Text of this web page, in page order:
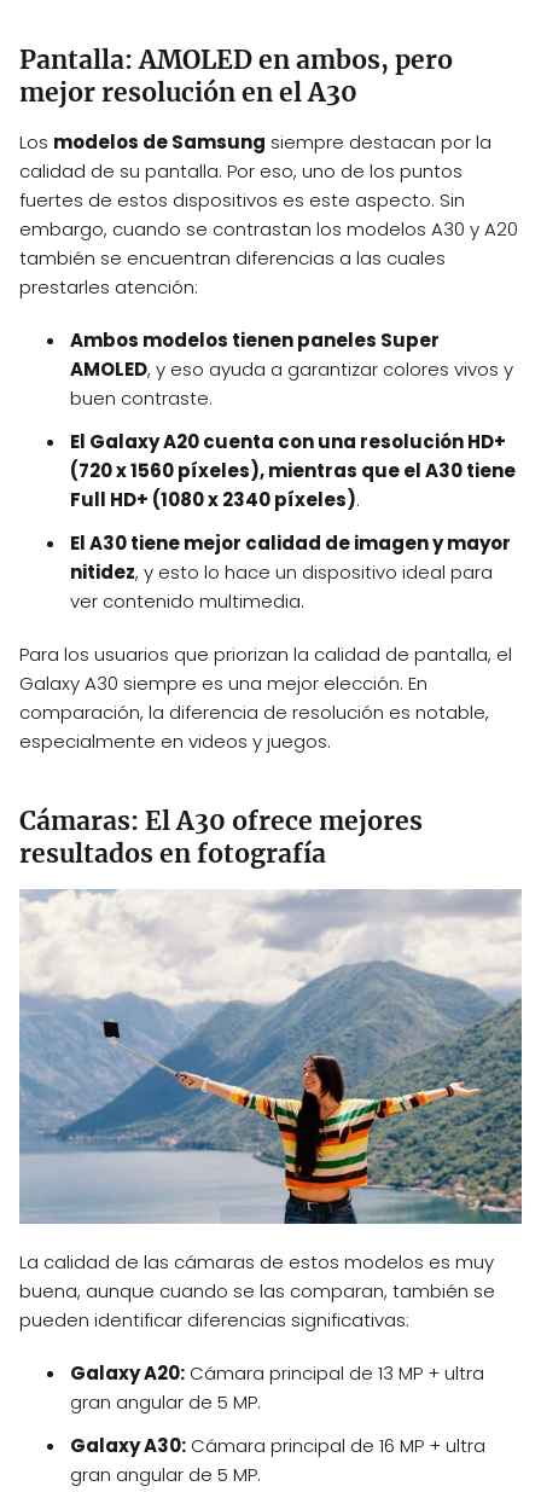
Pantalla: AMOLED en ambos, pero
mejor resolución en el A30
Los modelos de Samsung siempre destacan por la
calidad de su pantalla. Por eso, uno de los puntos
fuertes de estos dispositivos es este aspecto. Sin
embargo, cuando se contrastan los modelos A30 y A20
también se encuentran diferencias a las cuales
prestarles atención:
Ambos modelos tienen paneles Super
AMOLED, y eso ayuda a garantizar colores vivos y
buen contraste.
El Galaxy A20 cuenta con una resolución HD+
(720 x 1560 píxeles), mientras que el A30 tiene
Full HD+ (1080 x 2340 píxeles).
El A30 tiene mejor calidad de imagen y mayor
nitidez, y esto lo hace un dispositivo ideal para
ver contenido multimedia.
Para los usuarios que priorizan la calidad de pantalla, el
Galaxy A30 siempre es una mejor elección. En
comparación, la diferencia de resolución es notable,
especialmente en videos y juegos.
Cámaras: El A30 ofrece mejores
resultados en fotografía
La calidad de las cámaras de estos modelos es muy
buena, aunque cuando se las comparan, también se
pueden identificar diferencias significativas:
Galaxy A20: Cámara principal de 13 MP + ultra
gran angular de 5 MP.
Galaxy A30: Cámara principal de 16 MP + ultra
gran angular de 5 MP.